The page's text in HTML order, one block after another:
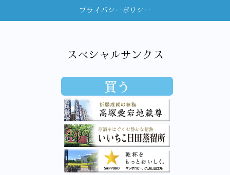
プライバシーポリシー
スペシャルサンクス